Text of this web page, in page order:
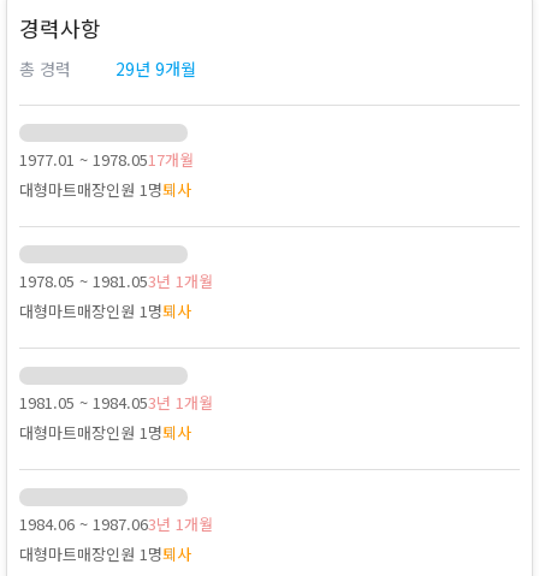
경력사항
총 경력 29년 9개월
1977.01 ~ 1978.0517개월
대형마트매장인원 1명퇴사
1978.05 ~ 1981.053년 1개월
대형마트매장인원 1명퇴사
1981.05 ~ 1984.053년 1개월
대형마트매장인원 1명퇴사
1984.06 ~ 1987.063년 1개월
대형마트매장인원 1명퇴사